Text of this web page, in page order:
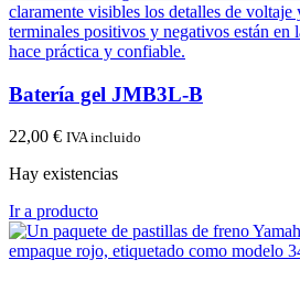
Batería gel JMB3L-B
22,00 € IVA incluido
Hay existencias
Ir a producto